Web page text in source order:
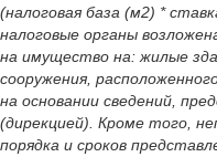
(налоговая база (м2) *
налоговые органы
на имущество на: жилые
сооружения,
на основании сведений,
(дирекцией). Кроме того,
порядка и сроков